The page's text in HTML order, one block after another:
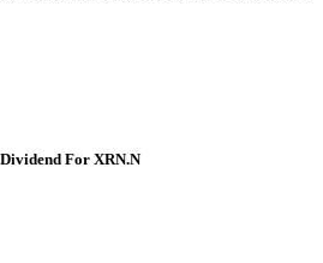
For XRN.N